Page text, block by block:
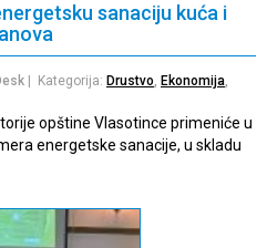
sanaciju kuća i
| Kategorija: Drustvo, Ekonomija,
opštine Vlasotince primeniće u
energetske sanacije, u skladu